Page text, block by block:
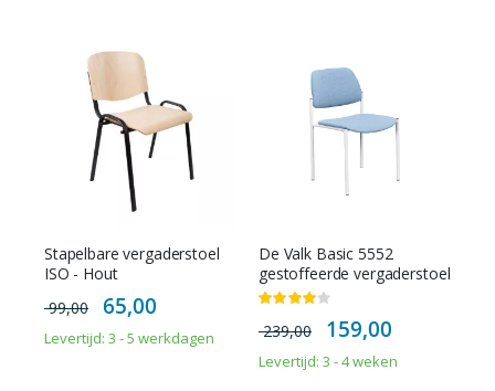
Stapelbare vergaderstoel
ISO - Hout
99,00
Special
Price
65,00
Levertijd: 3 - 5 werkdagen
De Valk Basic 5552
gestoffeerde vergaderstoel
Waardering:
239,00
Special
Price
159,00
Levertijd: 3 - 4 weken